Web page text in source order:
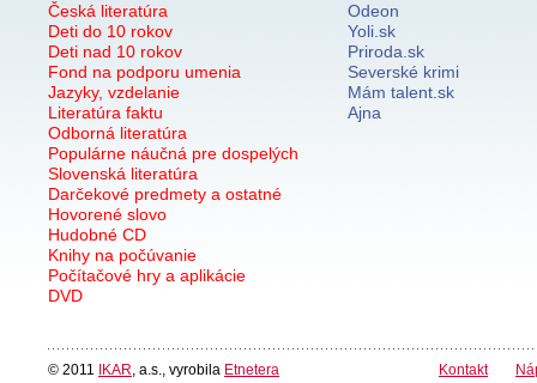
Česká literatúra
Deti do 10 rokov
Deti nad 10 rokov
Fond na podporu umenia
Jazyky, vzdelanie
Literatúra faktu
Odborná literatúra
Populárne náučná pre dospelých
Slovenská literatúra
Darčekové predmety a ostatné
Hovorené slovo
Hudobné CD
Knihy na počúvanie
Počítačové hry a aplikácie
DVD
Odeon
Yoli.sk
Priroda.sk
Severské krimi
Mám talent.sk
Ajna
© 2011 IKAR , a.s., vyrobila Etnetera Kontakt